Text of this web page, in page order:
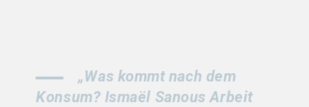
„Was kommt nach dem
Konsum? Ismaël Sanous Arbeit